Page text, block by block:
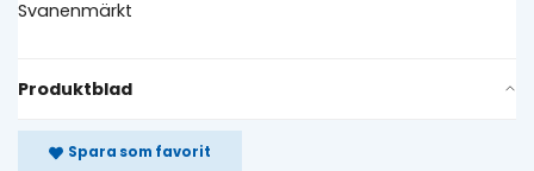
Produktblad
Svanenmärkt
Spara som favorit